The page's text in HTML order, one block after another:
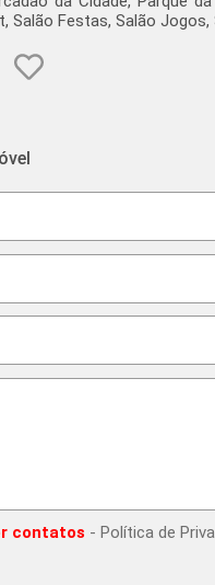
Salão Festas, Salão
contatos - Política de